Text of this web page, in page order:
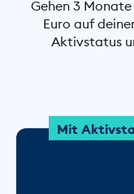
Gehen 3
Euro auf
Aktivstatus
Mit